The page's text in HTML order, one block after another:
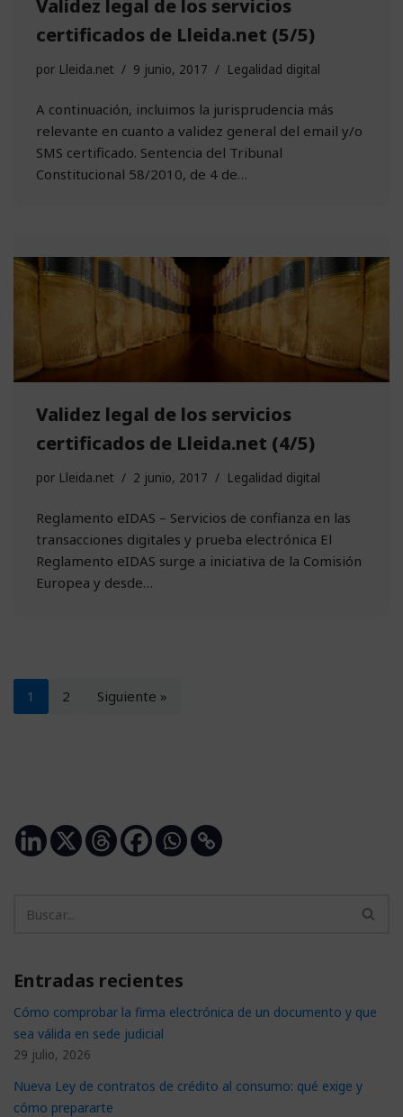
Validez legal de los servicios
certificados de Lleida.net (5/5)
por Lleida.net 9 junio, 2017 Legalidad digital
A continuación, incluimos la jurisprudencia más
relevante en cuanto a validez general del email y/o
SMS certificado. Sentencia del Tribunal
Constitucional 58/2010, de 4 de…
Validez legal de los servicios
certificados de Lleida.net (4/5)
por Lleida.net 2 junio, 2017 Legalidad digital
Reglamento eIDAS – Servicios de confianza en las
transacciones digitales y prueba electrónica El
Reglamento eIDAS surge a iniciativa de la Comisión
Europea y desde…
1 2 Siguiente »
Entradas recientes
Cómo comprobar la firma electrónica de un documento y que
sea válida en sede judicial
29 julio, 2026
Nueva Ley de contratos de crédito al consumo: qué exige y
cómo prepararte